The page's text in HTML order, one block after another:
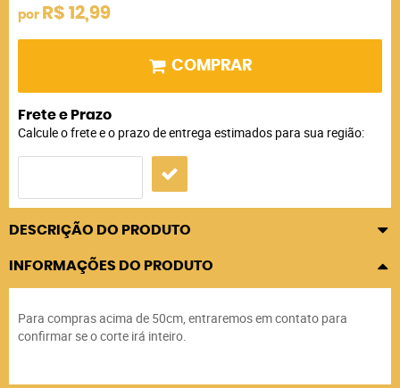
por R$ 12,99
COMPRAR
Frete e Prazo
Calcule o frete e o prazo de entrega estimados para sua região:
DESCRIÇÃO DO PRODUTO
INFORMAÇÕES DO PRODUTO
Para compras acima de 50cm, entraremos em contato para
confirmar se o corte irá inteiro.